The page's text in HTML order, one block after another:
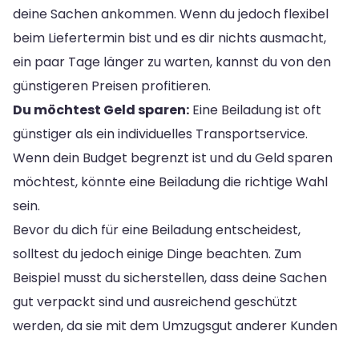
deine Sachen ankommen. Wenn du jedoch flexibel
beim Liefertermin bist und es dir nichts ausmacht,
ein paar Tage länger zu warten, kannst du von den
günstigeren Preisen profitieren.
Du möchtest Geld sparen: Eine Beiladung ist oft
günstiger als ein individuelles Transportservice.
Wenn dein Budget begrenzt ist und du Geld sparen
möchtest, könnte eine Beiladung die richtige Wahl
sein.
Bevor du dich für eine Beiladung entscheidest,
solltest du jedoch einige Dinge beachten. Zum
Beispiel musst du sicherstellen, dass deine Sachen
gut verpackt sind und ausreichend geschützt
werden, da sie mit dem Umzugsgut anderer Kunden